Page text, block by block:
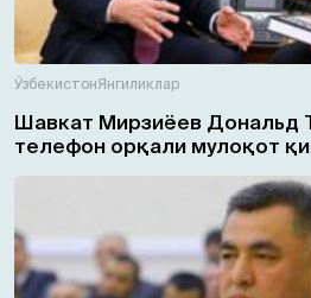
ЎзбекистонЯнгиликлар
Шавкат Мирзиёев Дональд
телефон орқали мулоқот